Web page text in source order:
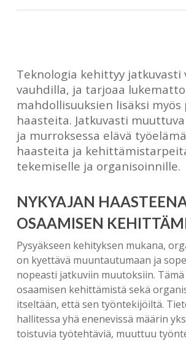
Teknologia kehittyy jatkuvasti
vauhdilla, ja tarjoaa
mahdollisuuksien lisäksi myös
haasteita. Jatkuvasti
ja murroksessa elävä
haasteita ja
tekemiselle ja organisoinnille.
NYKYAJAN
OSAAMISEN
Pysyäkseen kehityksen mukana,
on kyettävä muuntautumaan ja
nopeasti jatkuviin muutoksiin.
osaamisen kehittämistä sekä
itseltään, että sen työntekijöiltä.
hallitessa yhä enenevissä määrin
toistuvia työtehtäviä, muuttuu